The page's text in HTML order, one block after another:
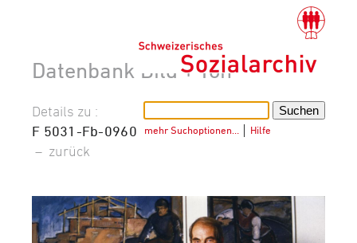
Datenbank Bild + Ton
mehr Suchoptionen… Hilfe
Details zu :
F 5031-Fb-0960
– zurück